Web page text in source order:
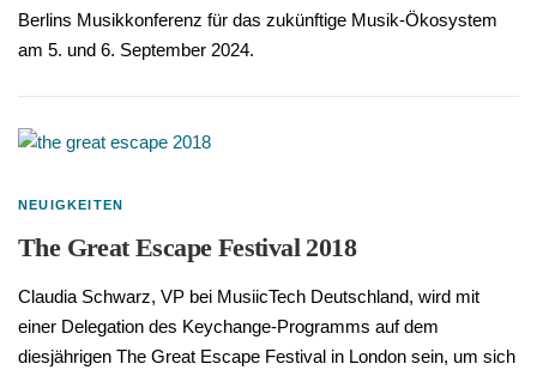
Berlins Musikkonferenz für das zukünftige Musik-Ökosystem
am 5. und 6. September 2024.
NEUIGKEITEN
The Great Escape Festival 2018
Claudia Schwarz, VP bei MusiicTech Deutschland, wird mit
einer Delegation des Keychange-Programms auf dem
diesjährigen The Great Escape Festival in London sein, um sich